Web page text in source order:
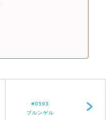
#0593
ブルンゲル